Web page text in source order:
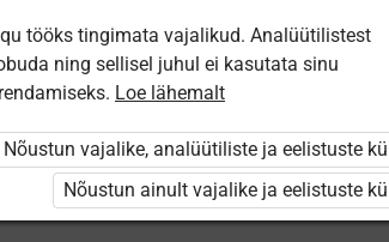
ja
Koolibri
Время
перемен.
ведение
для 7
класса
tööks tingimata vajalikud. Analüütilistest
ning sellisel juhul ei kasutata sinu
Loe lähemalt
Nõustun vajalike, analüütiliste ja eelistuste
Nõustun ainult vajalike ja eelistuste